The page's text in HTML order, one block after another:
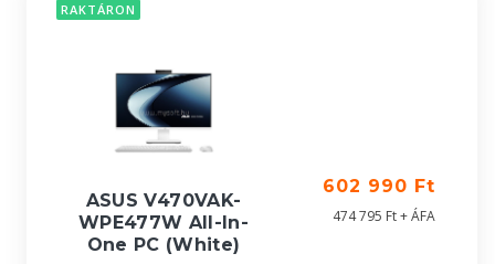
RAKTÁRON
ASUS V470VAK-
WPE477W All-In-
One PC (White)
602 990 Ft
474 795 Ft + ÁFA